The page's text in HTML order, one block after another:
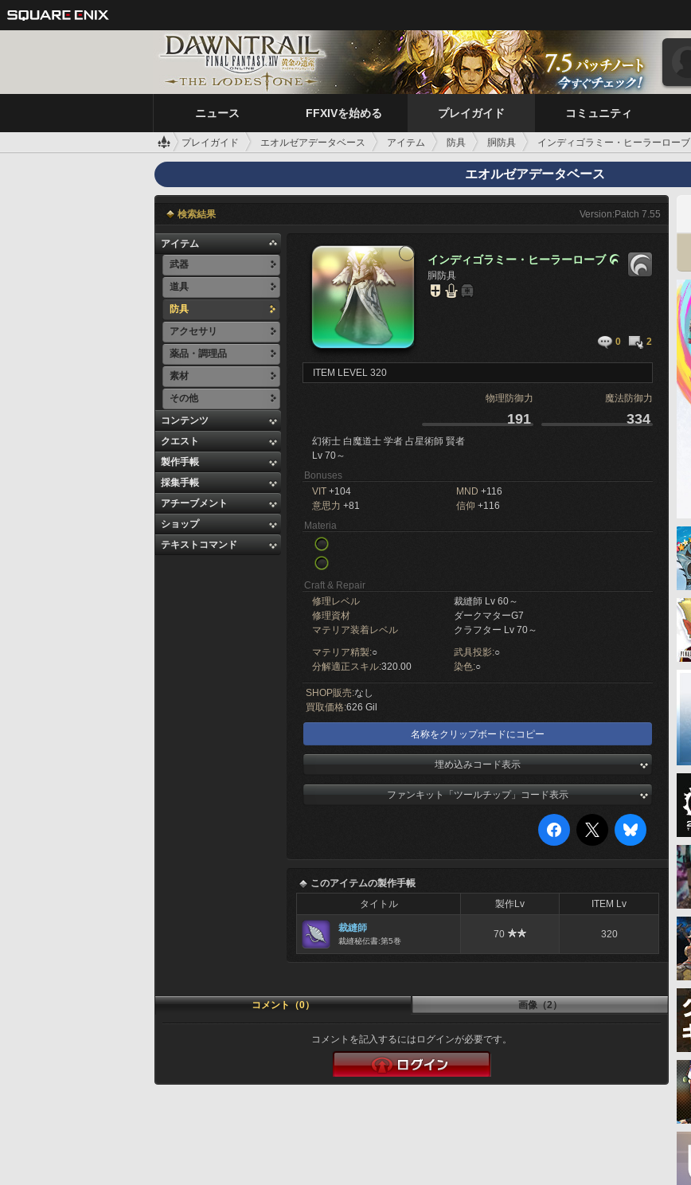
ニュース FFXIVを始める プレイガイド コミュニティ
プレイガイド エオルゼアデータベース アイテム 防具 胴防具 インディゴラミー・ヒーラーローブ
エオルゼアデータベース
検索結果 Version:Patch 7.55
アイテム
武器
道具
防具
アクセサリ
薬品・調理品
素材
その他
コンテンツ
クエスト
製作手帳
採集手帳
アチーブメント
ショップ
テキストコマンド
インディゴラミー・ヒーラーローブ 
胴防具
0 2
ITEM LEVEL 320
物理防御力 魔法防御力
191 334
幻術士 白魔道士 学者 占星術師 賢者
Lv 70～
Bonuses
VIT +104 MND +116
意思力 +81 信仰 +116
Materia
Craft & Repair
修理レベル
裁縫師 Lv 60～
修理資材
ダークマターG7
マテリア装着レベル
クラフター Lv 70～
マテリア精製:○ 武具投影:○
分解適正スキル:320.00 染色:○
SHOP販売:なし
買取価格:626 Gil
名称をクリップボードにコピー
埋め込みコード表示
ファンキット「ツールチップ」コード表示
このアイテムの製作手帳
タイトル
製作Lv ITEM Lv
裁縫師
裁縫秘伝書:第5巻
70 320
コメント（0） 画像（2）
コメントを記入するにはログインが必要です。